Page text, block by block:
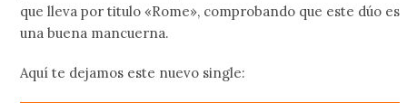
que lleva por titulo «Rome», comprobando que este dúo es
una buena mancuerna.
Aquí te dejamos este nuevo single: